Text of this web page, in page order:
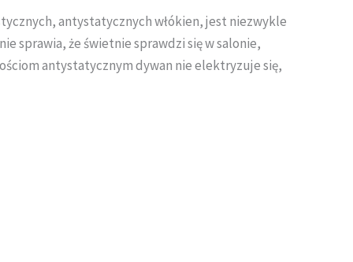
antystatycznych włókien, jest niezwykle
sprawia, że świetnie sprawdzi się w salonie,
antystatycznym dywan nie elektryzuje się,